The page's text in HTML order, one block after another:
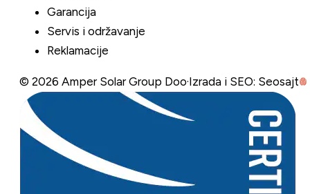
Garancija
Servis i održavanje
Reklamacije
© 2026 Amper Solar Group Doo·Izrada i SEO: Seosajt